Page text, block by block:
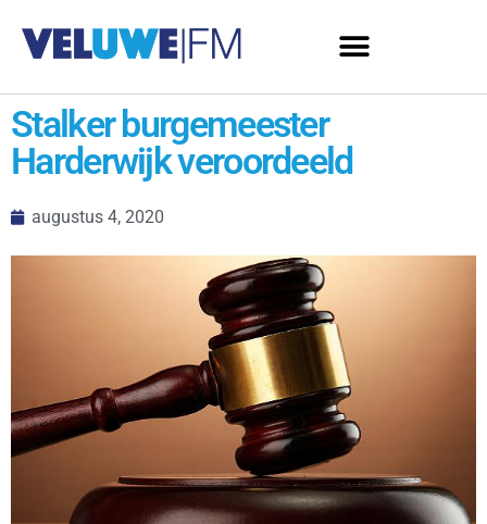
Stalker burgemeester
Harderwijk veroordeeld
augustus 4, 2020